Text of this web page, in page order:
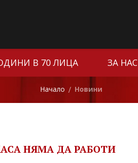
В 70 ЛИЦА ЗА НАС
Начало / Новини
НЯМА ДА РАБОТИ